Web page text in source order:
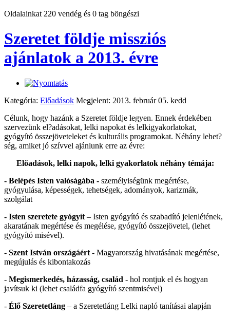
Oldalainkat 220 vendég és 0 tag böngészi
Szeretet földje missziós
ajánlatok a 2013. évre
Kategória: Előadások Megjelent: 2013. február 05. kedd
Célunk, hogy hazánk a Szeretet földje legyen. Ennek érdekében
szervezünk el?adásokat, lelki napokat és lelkigyakorlatokat,
gyógyító összejöveteleket és kulturális programokat. Néhány lehet?
ség, amiket jó szívvel ajánlunk erre az évre:
Előadások, lelki napok, lelki gyakorlatok néhány témája:
- Belépés Isten valóságába - személyiségünk megértése,
gyógyulása, képességek, tehetségek, adományok, karizmák,
szolgálat
- Isten szeretete gyógyít – Isten gyógyító és szabadító jelenlétének,
akaratának megértése és megélése, gyógyító összejövetel, (lehet
gyógyító misével).
- Szent István országáért - Magyarország hivatásának megértése,
megújulás és kibontakozás
- Megismerkedés, házasság, család - hol rontjuk el és hogyan
javítsuk ki (lehet családfa gyógyító szentmisével)
- Élő Szeretetláng – a Szeretetláng Lelki napló tanításai alapján